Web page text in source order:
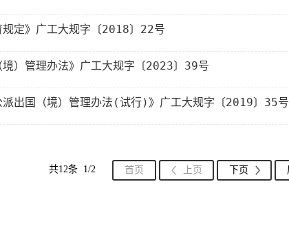
定》广工大规字〔2018〕22号
）管理办法》广工大规字〔2023〕39号
派出国（境）管理办法(试行)》广工大规字〔2019〕35号
共12条 1/2 首页 上页 下页